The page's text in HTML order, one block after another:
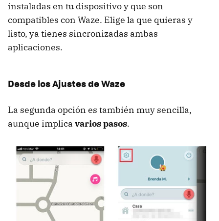
instaladas en tu dispositivo y que son
compatibles con Waze. Elige la que quieras y
listo, ya tienes sincronizadas ambas
aplicaciones.
Desde los Ajustes de Waze
La segunda opción es también muy sencilla,
aunque implica varios pasos.